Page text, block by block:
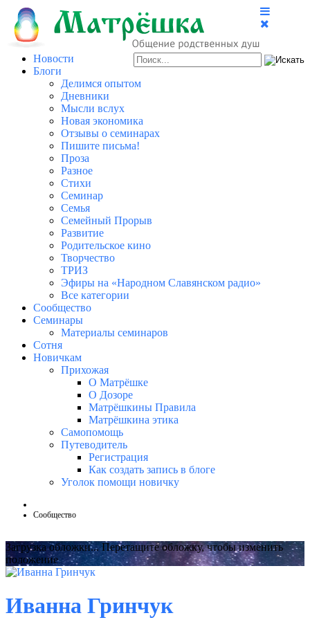
Новости
Блоги
Делимся опытом
Дневники
Мысли вслух
Новая экономика
Отзывы о семинарах
Пишите письма!
Проза
Разное
Стихи
Семинар
Семья
Семейный Прорыв
Развитие
Родительское кино
Творчество
ТРИЗ
Эфиры на «Народном Славянском радио»
Все категории
Сообщество
Семинары
Материалы семинаров
Сотня
Новичкам
Прихожая
О Матрёшке
О Дозоре
Матрёшкины Правила
Матрёшкина этика
Самопомощь
Путеводитель
Регистрация
Как создать запись в блоге
Уголок помощи новичку
Сообщество
Загрузка обложки... Перетащите обложку, чтобы изменить
положение
Иванна Гринчук